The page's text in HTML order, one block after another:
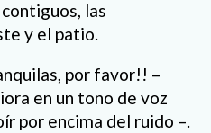
las
y el patio.
por favor!! –
en un tono de voz
por encima del ruido –.